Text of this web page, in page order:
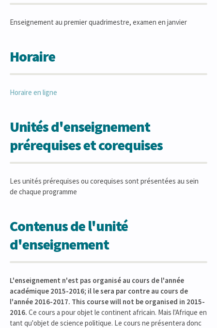
Enseignement au premier quadrimestre, examen en janvier
Horaire
Horaire en ligne
Unités d'enseignement
prérequises et corequises
Les unités prérequises ou corequises sont présentées au sein
de chaque programme
Contenus de l'unité
d'enseignement
L'enseignement n'est pas organisé au cours de l'année
académique 2015-2016; il le sera par contre au cours de
l'année 2016-2017. This course will not be organised in 2015-
2016. Ce cours a pour objet le continent africain. Mais l'Afrique en
tant qu'objet de science politique. Le cours ne présentera donc